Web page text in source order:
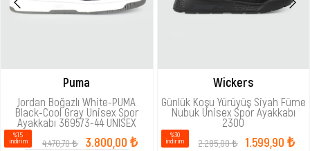
Puma
Jordan Boğazlı White-PUMA
Black-Cool Gray Unisex Spor
Ayakkabı 369573-44 UNISEX
3.800,00 ₺
4.470,70 ₺
%15
i̇ndirim
Wickers
Günlük Koşu Yürüyüş Siyah Füme
Nubuk Unisex Spor Ayakkabı
2300
1.599,90 ₺
2.285,00 ₺
%30
i̇ndirim